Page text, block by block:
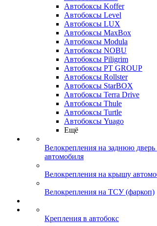
Автобоксы Koffer
Автобоксы Level
Автобоксы LUX
Автобоксы MaxBox
Автобоксы Modula
Автобоксы NOBU
Автобоксы Piligrim
Автобоксы PT GROUP
Автобоксы Rollster
Автобоксы StarBOX
Автобоксы Terra Drive
Автобоксы Thule
Автобоксы Turtle
Автобоксы Yuago
Ещё
Велокрепления на заднюю
автомобиля
Велокрепления на крышу
Велокрепления на ТСУ (фаркоп)
Крепления в автобокс